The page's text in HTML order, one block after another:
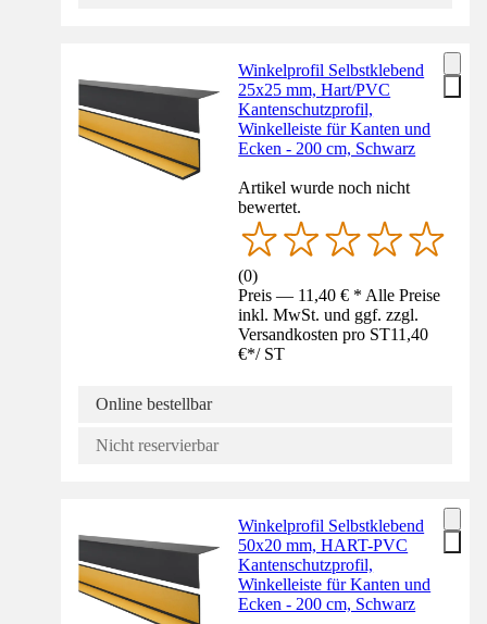
Winkelprofil Selbstklebend
25x25 mm, Hart/PVC
Kantenschutzprofil,
Winkelleiste für Kanten und
Ecken - 200 cm, Schwarz
Artikel wurde noch nicht
bewertet.
(0)
Preis — 11,40 € * Alle Preise
inkl. MwSt. und ggf. zzgl.
Versandkosten pro ST11,40
€*/ ST
Online bestellbar
Nicht reservierbar
Winkelprofil Selbstklebend
50x20 mm, HART-PVC
Kantenschutzprofil,
Winkelleiste für Kanten und
Ecken - 200 cm, Schwarz